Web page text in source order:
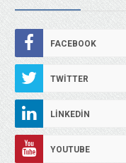
FACEBOOK
TWITTER
LINKEDIN
YOUTUBE